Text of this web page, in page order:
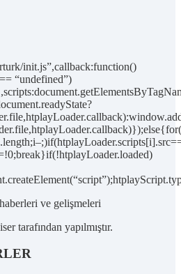
init.js”,callback:function()
“undefined”)
ve gelişmeleri
tarafından yapılmıştır.